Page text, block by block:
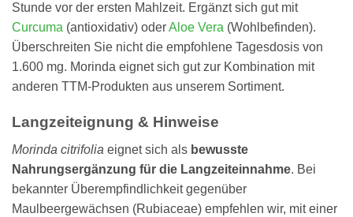
Stunde vor der ersten Mahlzeit. Ergänzt sich gut mit
Curcuma (antioxidativ) oderAloe Vera (Wohlbefinden).
Überschreiten Sie nicht die empfohlene Tagesdosis von
1.600 mg. Morinda eignet sich gut zur Kombination mit
anderen TTM-Produkten aus unserem Sortiment.
Langzeiteignung & Hinweise
Morinda citrifolia eignet sich als bewusste
Nahrungsergänzung für die Langzeiteinnahme. Bei
bekannter Überempfindlichkeit gegenüber
Maulbeergewächsen (Rubiaceae) empfehlen wir, mit einer